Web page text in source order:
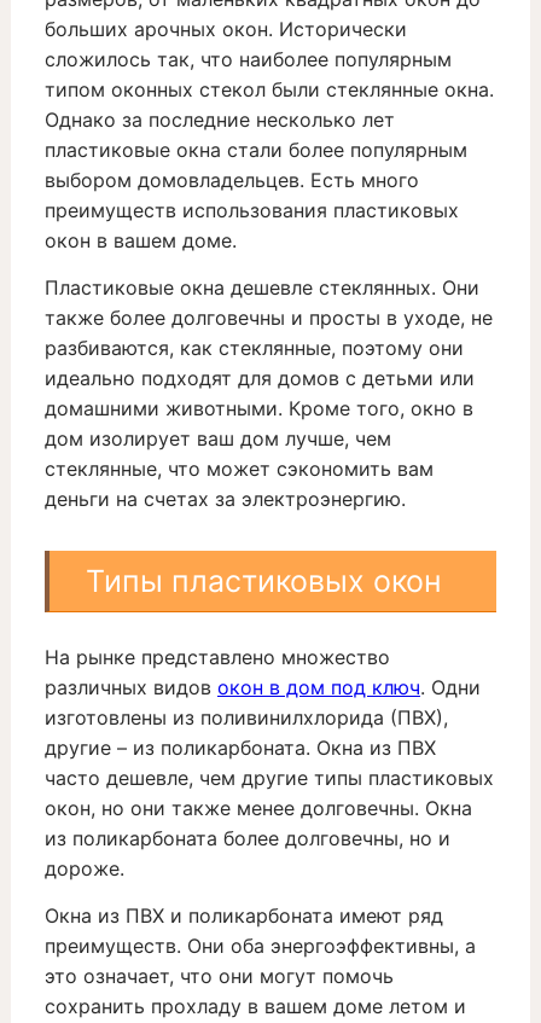
больших арочных окон. Исторически
сложилось так, что наиболее популярным
типом оконных стекол были стеклянные окна.
Однако за последние несколько лет
пластиковые окна стали более популярным
выбором домовладельцев. Есть много
преимуществ использования пластиковых
окон в вашем доме.
Пластиковые окна дешевле стеклянных. Они
также более долговечны и просты в уходе, не
разбиваются, как стеклянные, поэтому они
идеально подходят для домов с детьми или
домашними животными. Кроме того, окно в
дом изолирует ваш дом лучше, чем
стеклянные, что может сэкономить вам
деньги на счетах за электроэнергию.
Типы пластиковых окон
На рынке представлено множество
различных видов окон в дом под ключ. Одни
изготовлены из поливинилхлорида (ПВХ),
другие – из поликарбоната. Окна из ПВХ
часто дешевле, чем другие типы пластиковых
окон, но они также менее долговечны. Окна
из поликарбоната более долговечны, но и
дороже.
Окна из ПВХ и поликарбоната имеют ряд
преимуществ. Они оба энергоэффективны, а
это означает, что они могут помочь
сохранить прохладу в вашем доме летом и